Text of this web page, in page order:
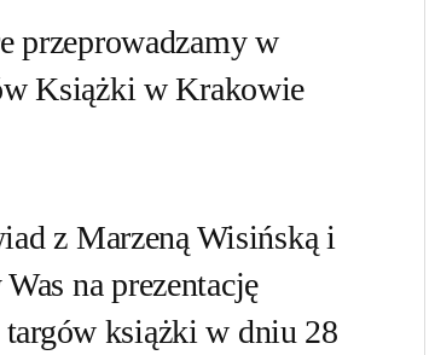
przeprowadzamy w
Książki w Krakowie
z Marzeną Wisińską i
na prezentację
książki w dniu 28